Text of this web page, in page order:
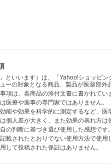
といいます）は、「Yahoo!ショッピ
ーの対象となる商品、製品が医薬部
項は、各商品の添付文書に書かれて
医療や薬事の専門家ではありません。
能や効果を科学的に測定するなど、医
個人差が大きく、また効果の表れ方
の判断に基づき選び使用した感想で
載されたとおりでない使用方法で使用
して投稿された保証はありません。